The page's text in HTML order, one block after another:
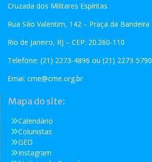
Cruzada dos Militares Espíritas
Rua São Valentim, 142 – Praça da Bandeira
Rio de Janeiro, RJ – CEP: 20.260-110
Telefone: (21) 2273-4896 ou (21) 2273-5790
Emai: cme@cme.org.br
Mapa do site:
Calendário
Colunistas
GED
Instagram